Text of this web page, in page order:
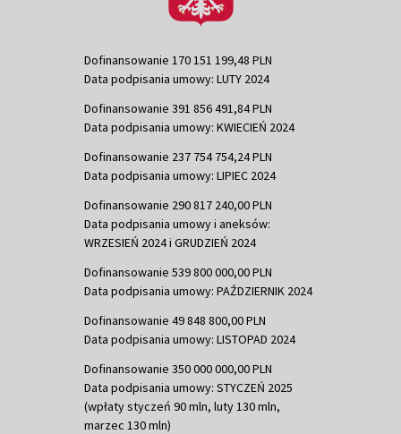
Dofinansowanie 170 151 199,48 PLN
Data podpisania umowy: LUTY 2024
Dofinansowanie 391 856 491,84 PLN
Data podpisania umowy: KWIECIEŃ 2024
Dofinansowanie 237 754 754,24 PLN
Data podpisania umowy: LIPIEC 2024
Dofinansowanie 290 817 240,00 PLN
Data podpisania umowy i aneksów:
WRZESIEŃ 2024 i GRUDZIEŃ 2024
Dofinansowanie 539 800 000,00 PLN
Data podpisania umowy: PAŹDZIERNIK 2024
Dofinansowanie 49 848 800,00 PLN
Data podpisania umowy: LISTOPAD 2024
Dofinansowanie 350 000 000,00 PLN
Data podpisania umowy: STYCZEŃ 2025
(wpłaty styczeń 90 mln, luty 130 mln,
marzec 130 mln)